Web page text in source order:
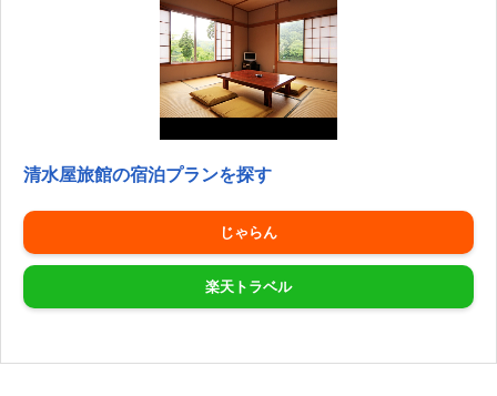
清水屋旅館の宿泊プランを探す
じゃらん
楽天トラベル